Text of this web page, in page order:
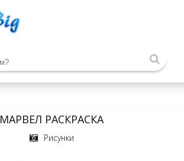
МАРВЕЛ РАСКРАСКА
Рисунки